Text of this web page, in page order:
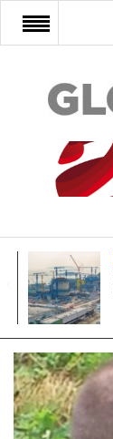
FŐOLDAL
AFRIKA
ÁZSIA
LATIN-AMERIKA